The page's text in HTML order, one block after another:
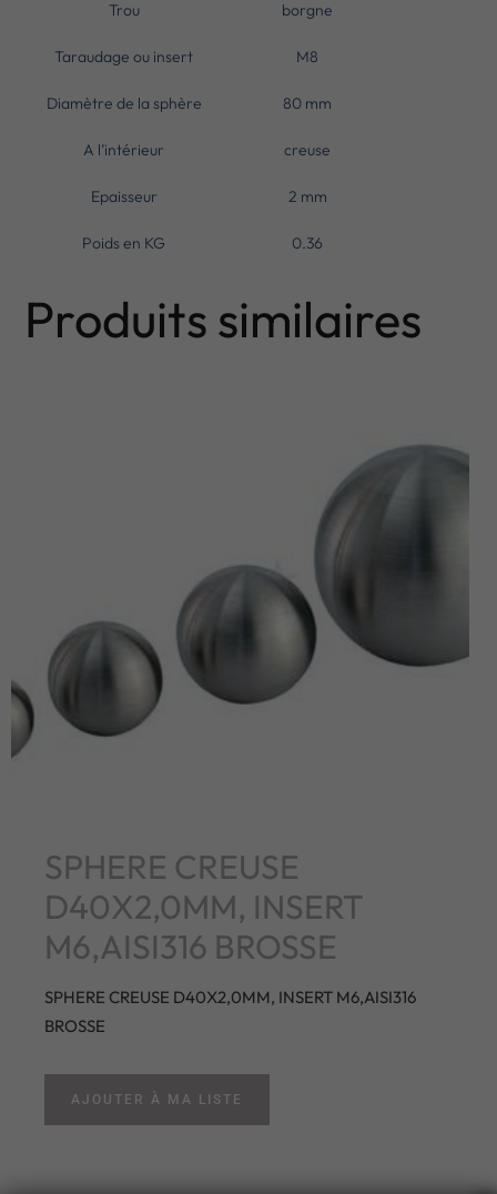
Trou borgne
Taraudage ou insert M8
Diamètre de la sphère 80 mm
A l’intérieur creuse
Epaisseur 2 mm
Poids en KG 0.36
Produits similaires
SPHERE CREUSE
D40X2,0MM, INSERT
M6,AISI316 BROSSE
SPHERE CREUSE D40X2,0MM, INSERT M6,AISI316
BROSSE
AJOUTER À MA LISTE